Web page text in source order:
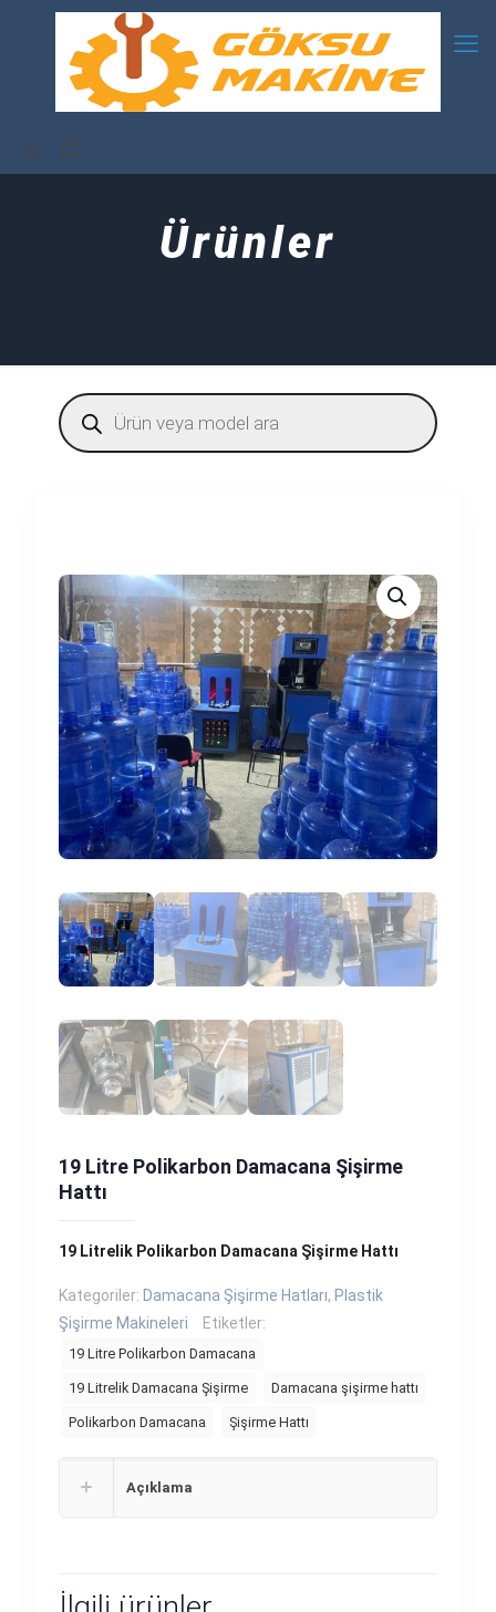
Ürünler
Products
search
19 Litre Polikarbon Damacana Şişirme
Hattı
19 Litrelik Polikarbon Damacana Şişirme Hattı
Kategoriler: Damacana Şişirme Hatları, Plastik
Şişirme Makineleri
Etiketler:
19 Litre Polikarbon Damacana
19 Litrelik Damacana Şişirme Damacana şişirme hattı
Polikarbon Damacana Şişirme Hattı
Açıklama